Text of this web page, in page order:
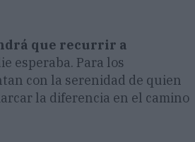
que recurrir a
esperaba. Para los
con la serenidad de quien
la diferencia en el camino